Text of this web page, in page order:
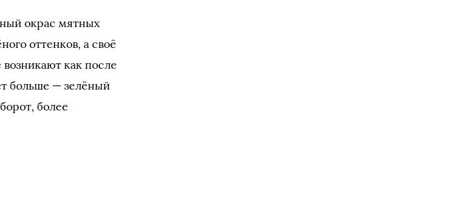
окрас мятных
оттенков, а своё
как после
больше — зелёный
более